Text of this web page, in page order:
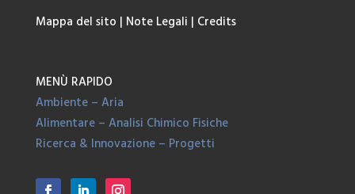
Mappa del sito | Note Legali | Credits
MENÙ RAPIDO
Ambiente – Aria
Alimentare – Analisi Chimico Fisiche
Ricerca & Innovazione – Progetti